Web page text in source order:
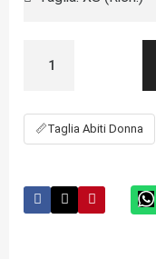
📏Taglia Abiti Donna